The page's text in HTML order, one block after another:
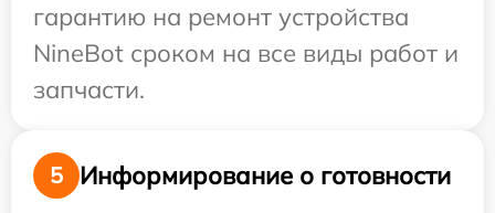
гарантию на ремонт устройства
NineBot сроком на все виды работ и
запчасти.
5
Информирование о готовности